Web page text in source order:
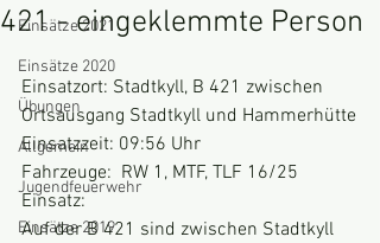
Einsätze 2021
Einsätze 2020
Übungen
Allgemein
Jugendfeuerwehr
Einsätze 2019
421 - eingeklemmte Person
Einsatzort: Stadtkyll, B 421 zwischen
Ortsausgang Stadtkyll und Hammerhütte
Einsatzzeit: 09:56 Uhr
Fahrzeuge:  RW 1, MTF, TLF 16/25
Einsatz:
Auf der B 421 sind zwischen Stadtkyll